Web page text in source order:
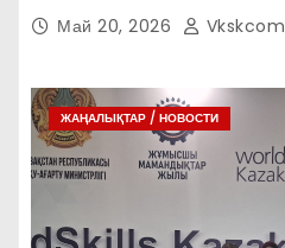
Май 20, 2026
ЖАҢАЛЫҚТАР / НОВОСТИ